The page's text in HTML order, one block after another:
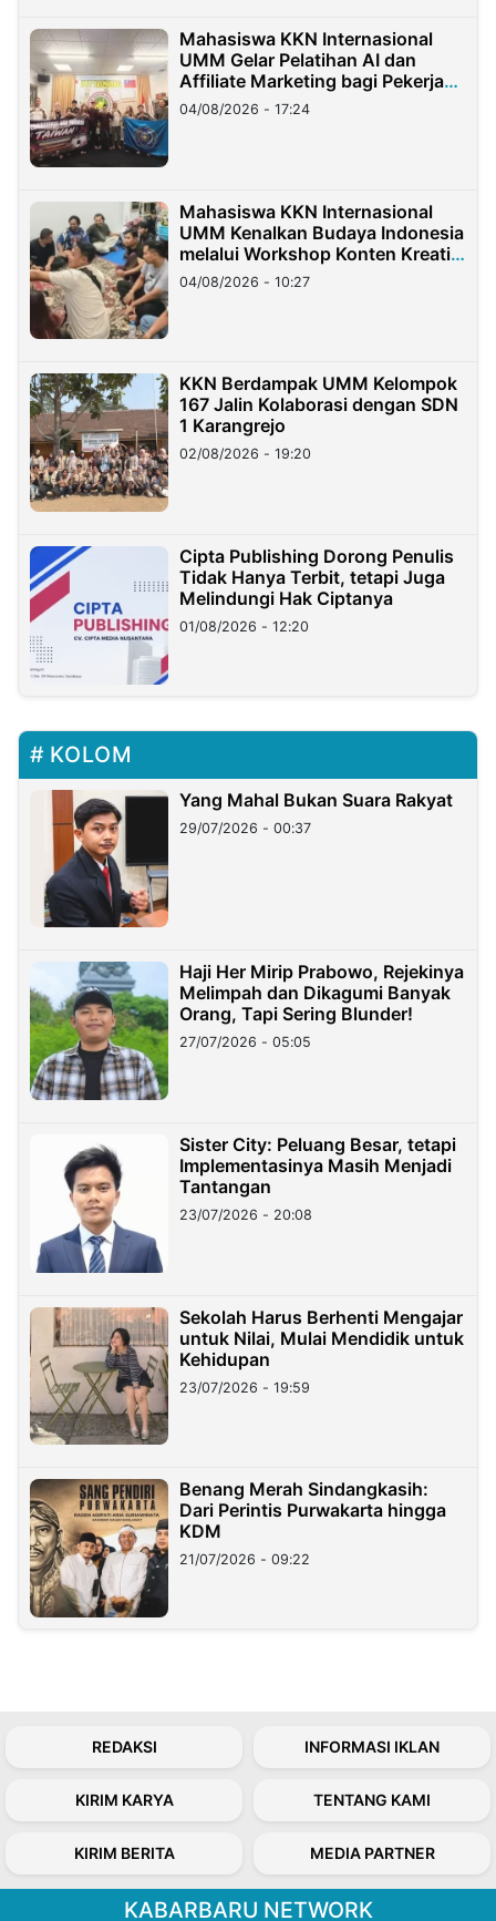
Mahasiswa KKN Internasional
UMM Gelar Pelatihan AI dan
Affiliate Marketing bagi Pekerja
Migran Indonesia di Taiwan
04/08/2026 - 17:24
Mahasiswa KKN Internasional
UMM Kenalkan Budaya Indonesia
melalui Workshop Konten Kreatif
di Taiwan
04/08/2026 - 10:27
KKN Berdampak UMM Kelompok
167 Jalin Kolaborasi dengan SDN
1 Karangrejo
02/08/2026 - 19:20
Cipta Publishing Dorong Penulis
Tidak Hanya Terbit, tetapi Juga
Melindungi Hak Ciptanya
01/08/2026 - 12:20
KOLOM
Yang Mahal Bukan Suara Rakyat
29/07/2026 - 00:37
Haji Her Mirip Prabowo, Rejekinya
Melimpah dan Dikagumi Banyak
Orang, Tapi Sering Blunder!
27/07/2026 - 05:05
Sister City: Peluang Besar, tetapi
Implementasinya Masih Menjadi
Tantangan
23/07/2026 - 20:08
Sekolah Harus Berhenti Mengajar
untuk Nilai, Mulai Mendidik untuk
Kehidupan
23/07/2026 - 19:59
Benang Merah Sindangkasih:
Dari Perintis Purwakarta hingga
KDM
21/07/2026 - 09:22
REDAKSI INFORMASI IKLAN
KIRIM KARYA TENTANG KAMI
KIRIM BERITA MEDIA PARTNER
KABARBARU NETWORK